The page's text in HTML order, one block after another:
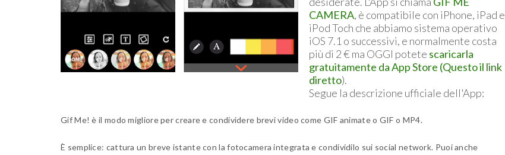
CAMERA, è compatibile con iPhone, iPad e
iPod Toch che abbiamo sistema operativo
iOS 7.1 o successivi, e normalmente costa
più di 2 € ma OGGI potete scaricarla
gratuitamente da App Store (Questo il link
diretto).
Segue la descrizione ufficiale dell'App:
Gif Me! è il modo migliore per creare e condividere brevi video come GIF animate o GIF o MP4.
È semplice: cattura un breve istante con la fotocamera integrata e condividilo sui social network. Puoi anche